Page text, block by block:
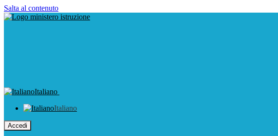
Salta al contenuto
Italiano
Italiano
Accedi